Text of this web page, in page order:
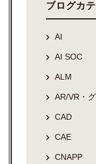
ブログカ
AI
AI SOC
ALM
AR/VR・
CAD
CAE
CNAPP